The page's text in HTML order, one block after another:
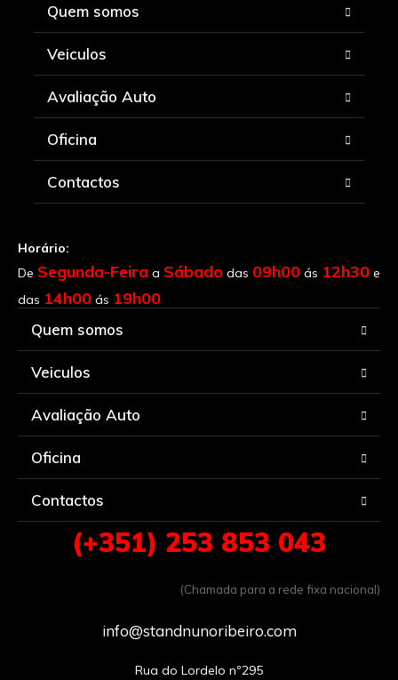
Quem somos
Veiculos
Avaliação Auto
Oficina
Contactos
Horário:
De Segunda-Feira a Sábado das 09h00 ás 12h30 e
das 14h00 ás 19h00
Quem somos
Veiculos
Avaliação Auto
Oficina
Contactos
(+351) 253 853 043
(Chamada para a rede fixa nacional)
info@standnunoribeiro.com
Rua do Lordelo nº295